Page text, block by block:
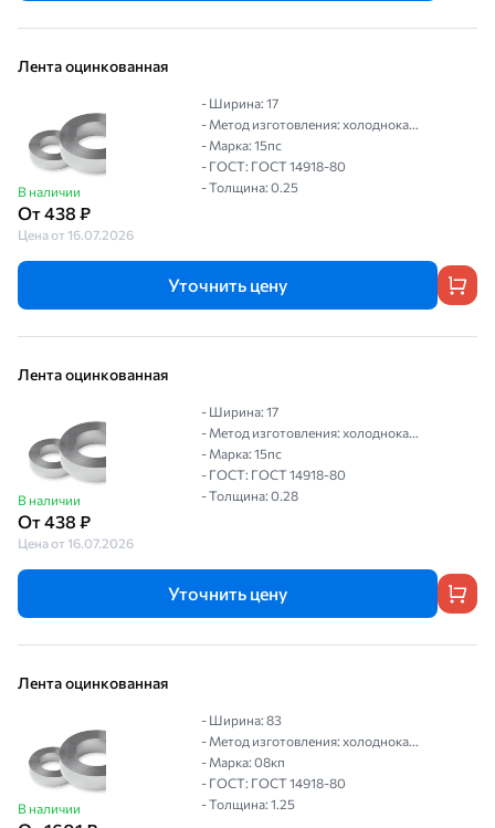
Лента оцинкованная
В наличии
От 438 ₽
Цена от 16.07.2026
- Ширина: 17
- Метод изготовления: холоднока...
- Марка: 15пс
- ГОСТ: ГОСТ 14918-80
- Толщина: 0.25
Уточнить цену
Лента оцинкованная
В наличии
От 438 ₽
Цена от 16.07.2026
- Ширина: 17
- Метод изготовления: холоднока...
- Марка: 15пс
- ГОСТ: ГОСТ 14918-80
- Толщина: 0.28
Уточнить цену
Лента оцинкованная
В наличии
- Ширина: 83
- Метод изготовления: холоднока...
- Марка: 08кп
- ГОСТ: ГОСТ 14918-80
- Толщина: 1.25